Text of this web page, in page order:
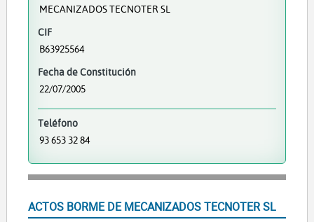
MECANIZADOS TECNOTER SL
CIF
B63925564
Fecha de Constitución
22/07/2005
Teléfono
93 653 32 84
ACTOS BORME DE MECANIZADOS TECNOTER SL